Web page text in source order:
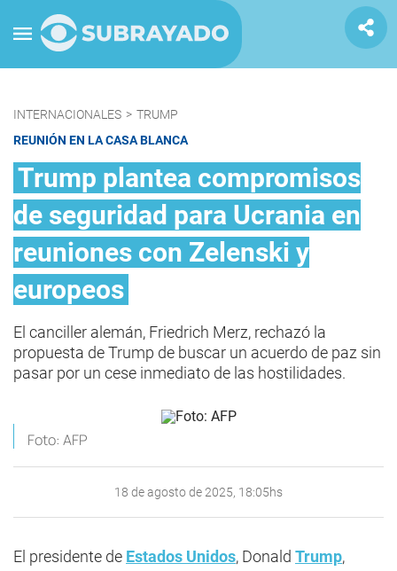
INTERNACIONALES > TRUMP
REUNIÓN EN LA CASA BLANCA
Trump plantea compromisos
de seguridad para Ucrania en
reuniones con Zelenski y
europeos
El canciller alemán, Friedrich Merz, rechazó la
propuesta de Trump de buscar un acuerdo de paz sin
pasar por un cese inmediato de las hostilidades.
Foto: AFP
18 de agosto de 2025, 18:05hs
El presidente de Estados Unidos, Donald Trump,